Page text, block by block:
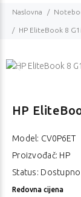
Naslovna
HP EliteBook 8
HP
Model: CV0P6ET
Proizvođač: HP
Status: Dostupno
Redovna cijena